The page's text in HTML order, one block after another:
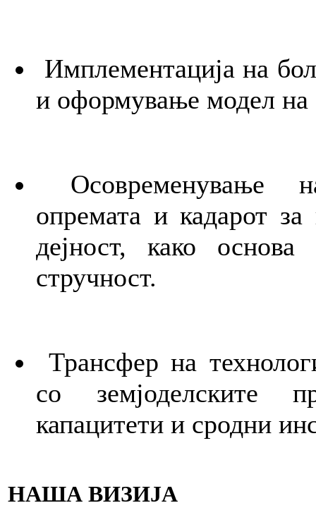
Имплементација на
и оформување модел на
Осовременување
опремата и кадарот за
дејност, како
стручност.
Трансфер на
со земјоделските
капацитети и сродни
НАША ВИЗИЈА